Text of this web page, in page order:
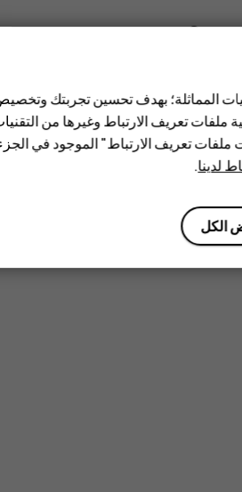
المماثلة؛ بهدف تحسين تجربتك
تعريف الارتباط وغيرها من
ملفات تعريف الارتباط" الموجود في
لدينا.
الكل